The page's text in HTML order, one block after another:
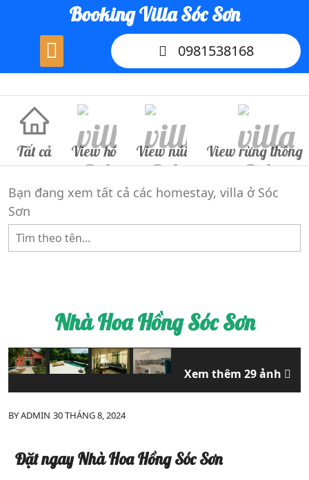
Booking Villa Sóc Sơn
0981538168
Tất cả View hồ View núi View rừng thông
Bạn đang xem tất cả các homestay, villa ở Sóc
Sơn
Nhà Hoa Hồng Sóc Sơn
Xem thêm 29 ảnh
BYADMIN 30 THÁNG 8, 2024
Đặt ngay Nhà Hoa Hồng Sóc Sơn